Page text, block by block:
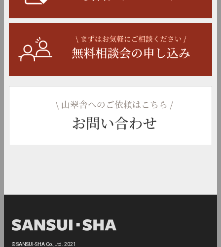
© SANSUI-SHA Co.,Ltd. 2021